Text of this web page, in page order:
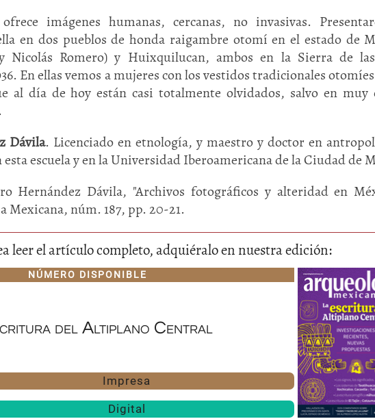
imágenes humanas, cercanas, no invasivas.
en dos pueblos de honda raigambre otomí en el estado de
Nicolás Romero) y Huixquilucan, ambos en la Sierra de
En ellas vemos a mujeres con los vestidos tradicionales
al día de hoy están casi totalmente olvidados, salvo en muy
Dávila. Licenciado en etnología, y maestro y doctor en
escuela y en la Universidad Iberoamericana de la Ciudad de
Hernández Dávila, "Archivos fotográficos y alteridad en
Mexicana, núm. 187, pp. 20-21.
leer el artículo completo, adquiéralo en nuestra edición:
NÚMERO DISPONIBLE
del Altiplano Central
Impresa
Digital
Olmecas